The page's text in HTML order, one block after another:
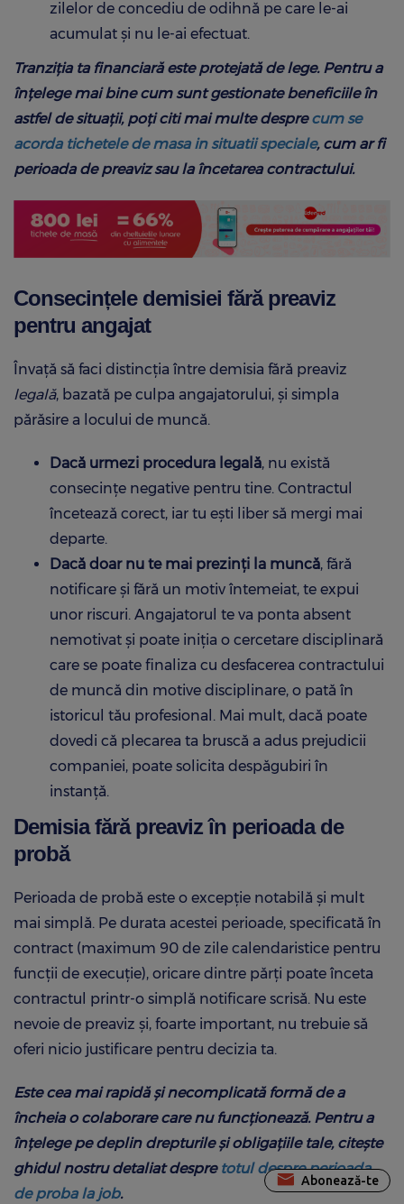
zilelor de concediu de odihnă pe care le-ai
acumulat și nu le-ai efectuat.
Tranziția ta financiară este protejată de lege. Pentru a
înțelege mai bine cum sunt gestionate beneficiile în
astfel de situații, poți citi mai multe desprecum se
acorda tichetele de masa in situatii speciale, cum ar fi
perioada de preaviz sau la încetarea contractului.
Consecințele demisiei fără preaviz
pentru angajat
Învață să faci distincția între demisia fără preaviz
legală, bazată pe culpa angajatorului, și simpla
părăsire a locului de muncă.
Dacă urmezi procedura legală, nu există
consecințe negative pentru tine. Contractul
încetează corect, iar tu ești liber să mergi mai
departe.
Dacă doar nu te mai prezinți la muncă, fără
notificare și fără un motiv întemeiat, te expui
unor riscuri. Angajatorul te va ponta absent
nemotivat și poate iniția o cercetare disciplinară
care se poate finaliza cu desfacerea contractului
de muncă din motive disciplinare, o pată în
istoricul tău profesional. Mai mult, dacă poate
dovedi că plecarea ta bruscă a adus prejudicii
companiei, poate solicita despăgubiri în
instanță.
Demisia fără preaviz în perioada de
probă
Perioada de probă este o excepție notabilă și mult
mai simplă. Pe durata acestei perioade, specificată în
contract (maximum 90 de zile calendaristice pentru
funcții de execuție), oricare dintre părți poate înceta
contractul printr-o simplă notificare scrisă. Nu este
nevoie de preaviz și, foarte important, nu trebuie să
oferi nicio justificare pentru decizia ta.
Este cea mai rapidă și necomplicată formă de a
încheia o colaborare care nu funcționează. Pentru a
înțelege pe deplin drepturile și obligațiile tale, citește
ghidul nostru detaliat despretotul despre perioada
de proba la job.
Abonează-te